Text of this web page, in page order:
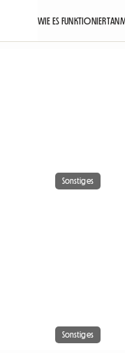
WIE ES FUNKTIONIERT
Sonstiges
Sonstiges